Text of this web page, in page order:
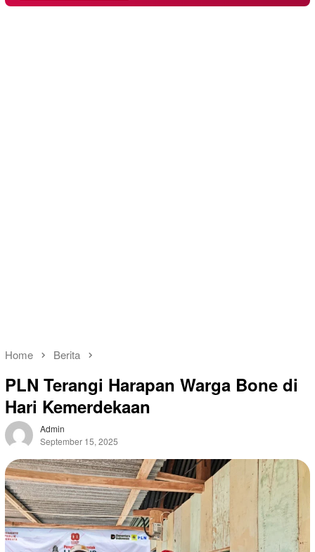
Home Berita
PLN Terangi Harapan Warga Bone di
Hari Kemerdekaan
Admin
September 15, 2025